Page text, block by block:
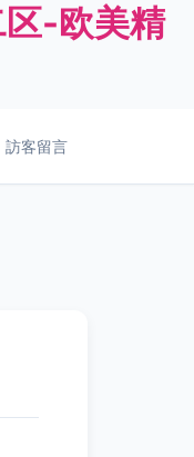
-欧美精
訪客留言